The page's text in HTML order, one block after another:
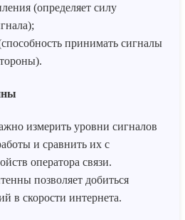
(определяет силу
принимать сигналы
измерить уровни сигналов
и сравнить их с
оператора связи.
позволяет добиться
в скорости интернета.